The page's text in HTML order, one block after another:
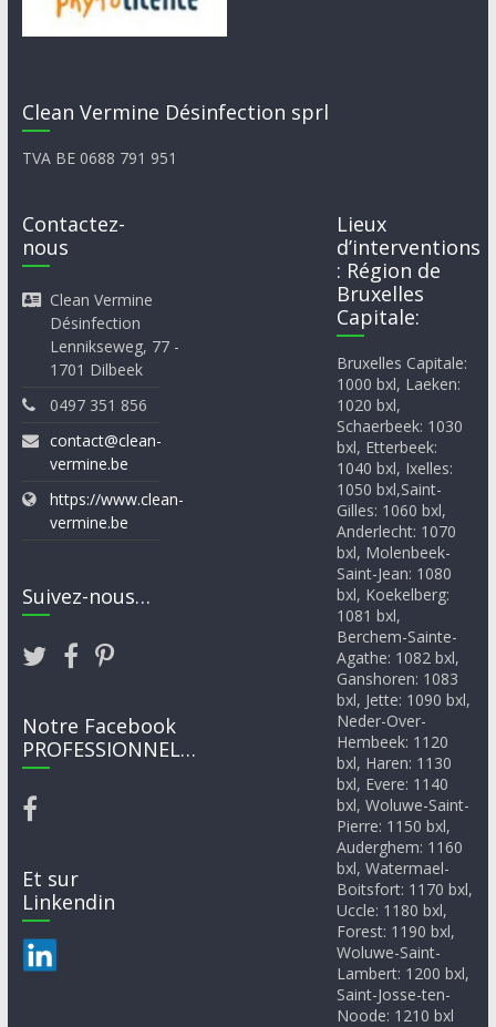
Clean Vermine Désinfection sprl
TVA BE 0688 791 951
Contactez-
nous
Clean Vermine
Désinfection
Lennikseweg, 77 -
1701 Dilbeek
0497 351 856
contact@clean-
vermine.be
https://www.clean-
vermine.be
Suivez-nous…
Notre Facebook
PROFESSIONNEL…
Et sur
Linkendin
Lieux
d’interventions
: Région de
Bruxelles
Capitale:
Bruxelles Capitale:
1000 bxl, Laeken:
1020 bxl,
Schaerbeek: 1030
bxl, Etterbeek:
1040 bxl, Ixelles:
1050 bxl,Saint-
Gilles: 1060 bxl,
Anderlecht: 1070
bxl, Molenbeek-
Saint-Jean: 1080
bxl, Koekelberg:
1081 bxl,
Berchem-Sainte-
Agathe: 1082 bxl,
Ganshoren: 1083
bxl, Jette: 1090 bxl,
Neder-Over-
Hembeek: 1120
bxl, Haren: 1130
bxl, Evere: 1140
bxl, Woluwe-Saint-
Pierre: 1150 bxl,
Auderghem: 1160
bxl, Watermael-
Boitsfort: 1170 bxl,
Uccle: 1180 bxl,
Forest: 1190 bxl,
Woluwe-Saint-
Lambert: 1200 bxl,
Saint-Josse-ten-
Noode: 1210 bxl